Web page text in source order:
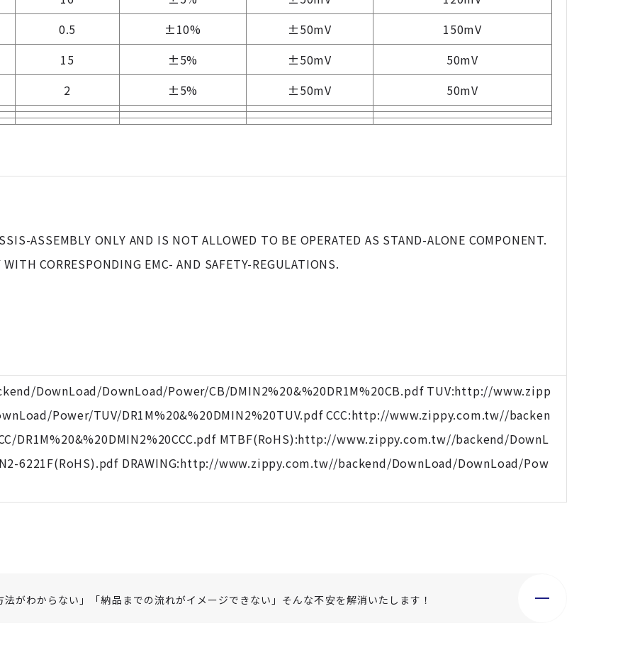
0.5 ±10% ±50mV
150mV
15 ±5% ±50mV
50mV
2 ±5% ±50mV 50mV
ASSEMBLY ONLY AND IS NOT ALLOWED TO BE OPERATED AS STAND-ALONE COMPONENT.
CORRESPONDING EMC- AND SAFETY-REGULATIONS.
DownLoad/DownLoad/Power/CB/DMIN2%20&%20DR1M%20CB.pdf TUV:http://www.zipp
Power/TUV/DR1M%20&%20DMIN2%20TUV.pdf CCC:http://www.zippy.com.tw//backen
DR1M%20&%20DMIN2%20CCC.pdf MTBF(RoHS):http://www.zippy.com.tw//backend/DownL
6221F(RoHS).pdf DRAWING:http://www.zippy.com.tw//backend/DownLoad/DownLoad/Pow
法がわからない」「納品までの流れがイメージできない」そんな不安を解消いたします！